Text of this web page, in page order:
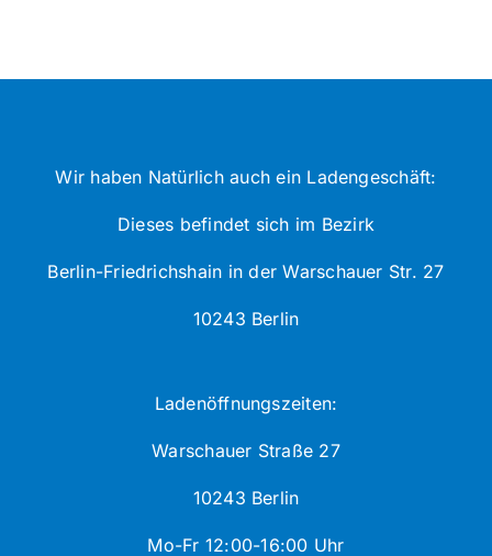
Wir haben Natürlich auch ein Ladengeschäft:
Dieses befindet sich im Bezirk
Berlin-Friedrichshain in der Warschauer Str. 27
10243 Berlin
Ladenöffnungszeiten:
Warschauer Straße 27
10243 Berlin
Mo-Fr 12:00-16:00 Uhr